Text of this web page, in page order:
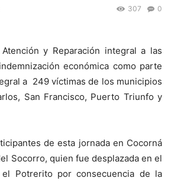
0
307
y Reparación integral a las
económica como parte
a 249 víctimas de los municipios
San Francisco, Puerto Triunfo y
de esta jornada en Cocorná
Socorro, quien fue desplazada en el
Potrerito por consecuencia de la